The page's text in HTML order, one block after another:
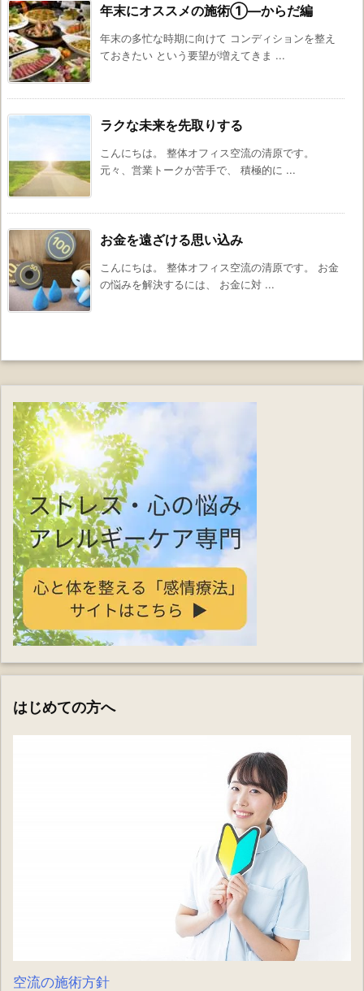
年末にオススメの施術①―からだ編
年末の多忙な時期に向けて コンディションを整え
ておきたい という要望が増えてきま ...
ラクな未来を先取りする
こんにちは。 整体オフィス空流の清原です。
元々、営業トークが苦手で、 積極的に ...
お金を遠ざける思い込み
こんにちは。 整体オフィス空流の清原です。 お金
の悩みを解決するには、 お金に対 ...
はじめての方へ
空流の施術方針